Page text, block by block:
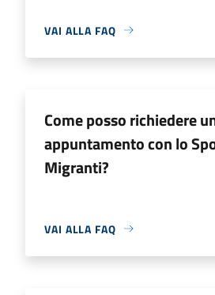
VAI ALLA FAQ
Come posso richiedere
appuntamento con lo
Migranti?
VAI ALLA FAQ